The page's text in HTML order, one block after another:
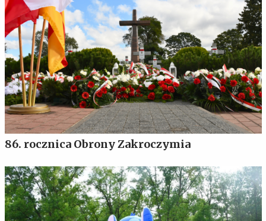
86. rocznica Obrony Zakroczymia